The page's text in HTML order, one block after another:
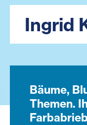
Ingrid
Bäume,
Themen.